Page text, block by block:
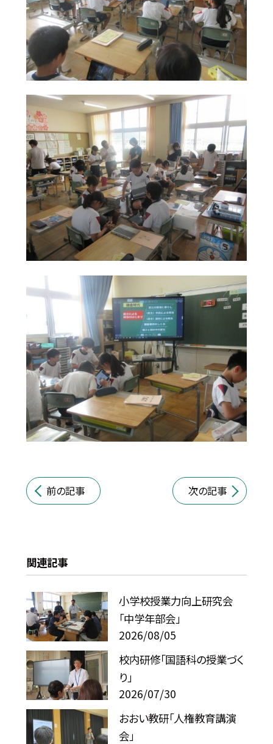
前の記事 次の記事
関連記事
小学校授業力向上研究会
「中学年部会」
2026/08/05
校内研修「国語科の授業づく
り」
2026/07/30
おおい教研「人権教育講演
会」